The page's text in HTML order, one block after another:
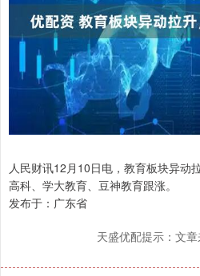
人民财讯12月10日电，教育板块异动
高科、学大教育、豆神教育跟涨。
发布于：广东省
天盛优配提示：文章